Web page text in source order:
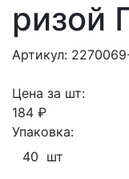
ризой
Артикул:
Цена за шт:
184 ₽
Упаковка:
40 шт